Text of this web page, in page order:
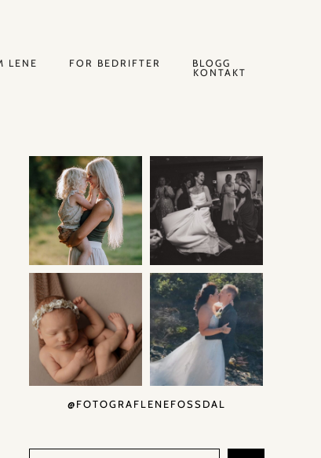
LENE FOR BEDRIFTER
BLOGG
KONTAKT
@FOTOGRAFLENEFOSSDAL